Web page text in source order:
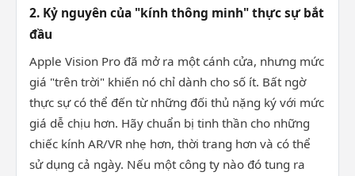
2. Kỷ nguyên của "kính thông minh" thực sự bắt
đầu
Apple Vision Pro đã mở ra một cánh cửa, nhưng mức
giá "trên trời" khiến nó chỉ dành cho số ít. Bất ngờ
thực sự có thể đến từ những đối thủ nặng ký với mức
giá dễ chịu hơn. Hãy chuẩn bị tinh thần cho những
chiếc kính AR/VR nhẹ hơn, thời trang hơn và có thể
sử dụng cả ngày. Nếu một công ty nào đó tung ra